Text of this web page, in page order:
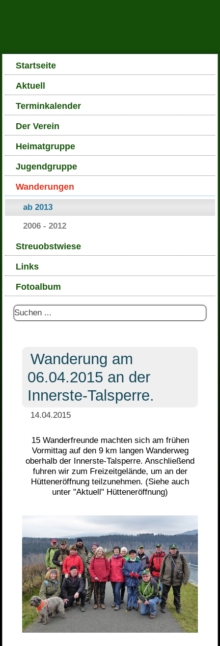
Startseite
Aktuell
Terminkalender
Der Verein
Heimatgruppe
Jugendgruppe
Wanderungen
ab 2013
2006 - 2012
Streuobstwiese
Links
Fotoalbum
Wanderung am
06.04.2015 an der
Innerste-Talsperre.
14.04.2015
15 Wanderfreunde machten sich am frühen
Vormittag auf den 9 km langen Wanderweg
oberhalb der Innerste-Talsperre. Anschließend
fuhren wir zum Freizeitgelände, um an der
Hütteneröffnung teilzunehmen. (Siehe auch
unter "Aktuell" Hütteneröffnung)